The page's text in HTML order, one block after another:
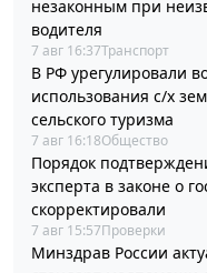
незаконным при
водителя
7 авг 16:37Транспорт
В РФ урегулировали
использования с/х
сельского туризма
7 авг 16:18Общество
Порядок
эксперта в законе о
скорректировали
7 авг 15:57Проверки
Минздрав России